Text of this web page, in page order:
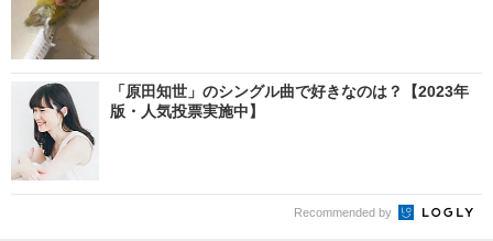
「原田知世」のシングル曲で好きなのは？【2023年
版・人気投票実施中】
Recommended by